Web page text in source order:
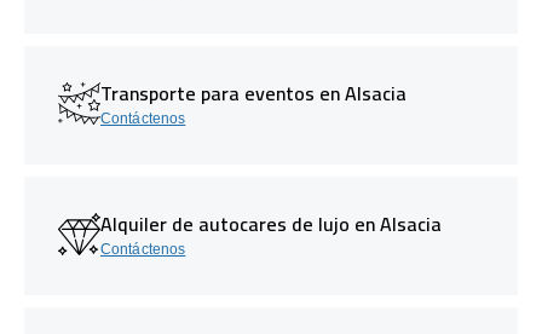
Transporte para eventos en Alsacia
Contáctenos
Alquiler de autocares de lujo en Alsacia
Contáctenos